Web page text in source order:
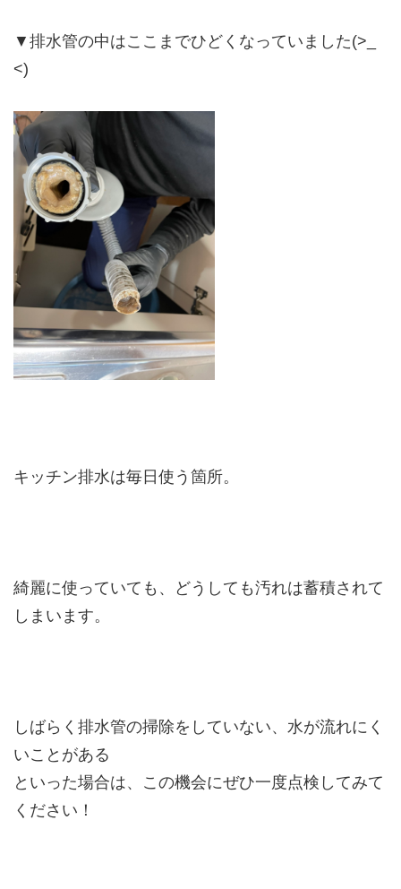
▼排水管の中はここまでひどくなっていました(>_
<)
キッチン排水は毎日使う箇所。
綺麗に使っていても、どうしても汚れは蓄積されて
しまいます。
しばらく排水管の掃除をしていない、水が流れにく
いことがある
といった場合は、この機会にぜひ一度点検してみて
ください！